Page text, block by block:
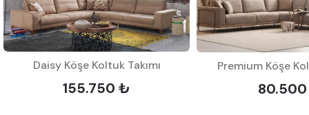
Daisy Köşe Koltuk Takımı
155.750 ₺
Premium Köşe